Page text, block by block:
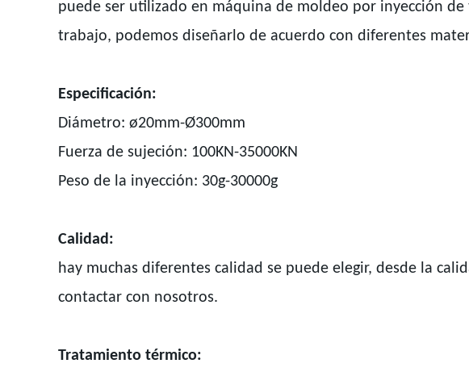
puede ser utilizado en máquina de moldeo por inyección
trabajo, podemos diseñarlo de acuerdo con diferentes
Especificación:
Diámetro: ø20mm-Ø300mm
Fuerza de sujeción: 100KN-35000KN
Peso de la inyección: 30g-30000g
Calidad:
hay muchas diferentes calidad se puede elegir, desde la
contactar con nosotros.
Tratamiento térmico: